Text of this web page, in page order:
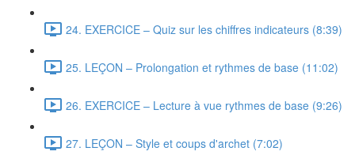
24. EXERCICE – Quiz sur les chiffres indicateurs (8:39)
25. LEÇON – Prolongation et rythmes de base (11:02)
26. EXERCICE – Lecture à vue rythmes de base (9:26)
27. LEÇON – Style et coups d'archet (7:02)